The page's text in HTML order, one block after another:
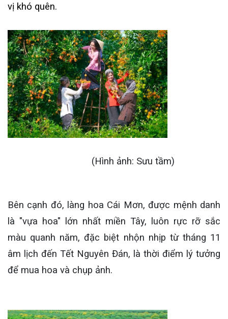
vị khó quên.
(Hình ảnh: Sưu tầm)
Bên cạnh đó, làng hoa Cái Mơn, được mệnh danh
là "vựa hoa" lớn nhất miền Tây, luôn rực rỡ sắc
màu quanh năm, đặc biệt nhộn nhịp từ tháng 11
âm lịch đến Tết Nguyên Đán, là thời điểm lý tưởng
để mua hoa và chụp ảnh.